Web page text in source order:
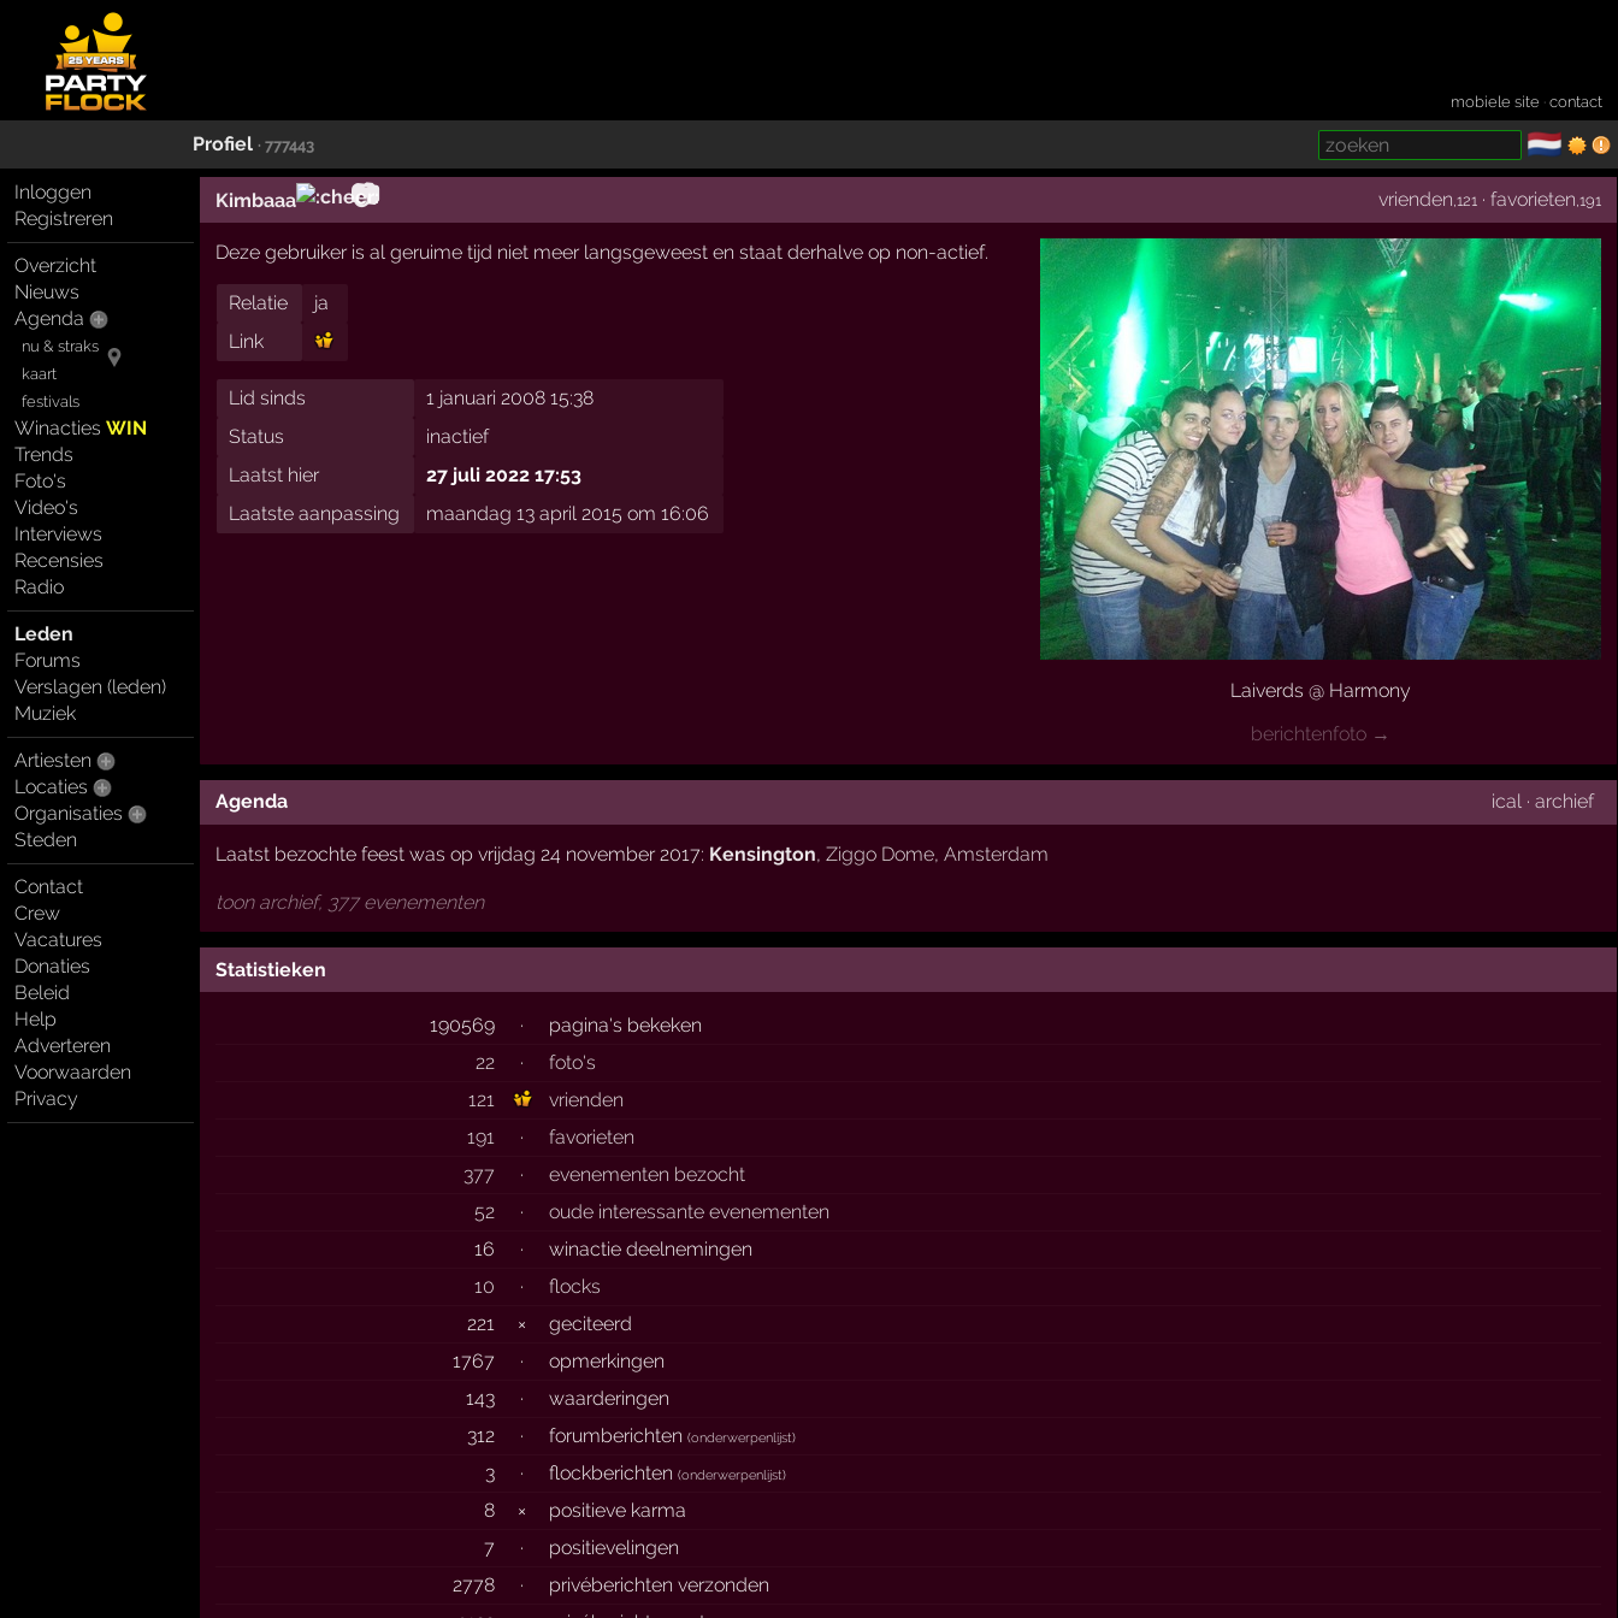
mobiele site ·contact
Profiel · 777443 🇳🇱
Inloggen
Registreren
Overzicht
Nieuws
Agenda
nu & straks
kaart
festivals
WinactiesWIN
Trends
Foto's
Video's
Interviews
Recensies
Radio
Leden
Forums
Verslagen (leden)
Muziek
Artiesten
Locaties
Organisaties
Steden
Contact
Crew
Vacatures
Donaties
Beleid
Help
Adverteren
Voorwaarden
Privacy
Kimbaaa 📷 vrienden ,121 ·favorieten ,191
Laiverds @ Harmony
berichtenfoto →
Deze gebruiker is al geruime tijd niet meer langsgeweest en staat derhalve op non-actief.
Relatie
ja
Link
Lid sinds
1 januari 2008 15:38
Status
inactief
Laatst hier
27 juli 2022 17:53
Laatste aanpassing
maandag 13 april 2015 om 16:06
Agenda ical· archief
Laatst bezochte feest was op vrijdag 24 november 2017: Kensington, Ziggo Dome, Amsterdam
toon archief, 377 evenementen
Statistieken
190569 ·
pagina's bekeken
22
·
foto's
121
vrienden
191
·
favorieten
377
·
evenementen bezocht
52
·
oude interessante evenementen
16
·
winactie deelnemingen
10
·
flocks
221
×
geciteerd
1767
·
opmerkingen
143
·
waarderingen
312
· forumberichten(onderwerpenlijst)
3 · flockberichten(onderwerpenlijst)
8 ×
positieve karma
7
·
positievelingen
2778
·
privéberichten verzonden